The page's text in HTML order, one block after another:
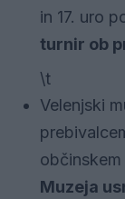
in 17. uro
turnir ob
\t
Velenjski
Muzeja